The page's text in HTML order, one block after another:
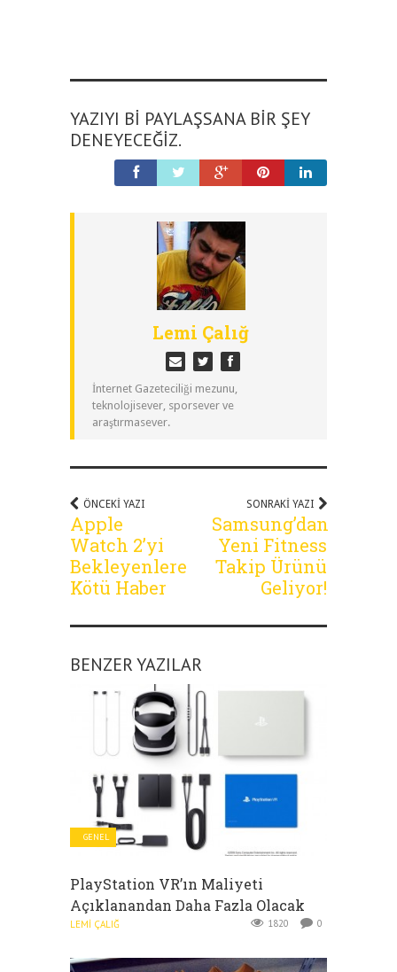
YAZIYI BI PAYLAŞSANA BIR ŞEY
DENEYECEĞIZ.
Lemi Çalığ
İnternet Gazeteciliği mezunu,
teknolojisever, sporsever ve
araştırmasever.
ÖNCEKI YAZI
Apple
Watch 2’yi
Bekleyenlere
Kötü Haber
SONRAKI YAZI
Samsung’dan
Yeni Fitness
Takip Ürünü
Geliyor!
BENZER YAZILAR
GENEL
PlayStation VR’ın Maliyeti
Açıklanandan Daha Fazla Olacak
LEMI ÇALIĞ 1820 0